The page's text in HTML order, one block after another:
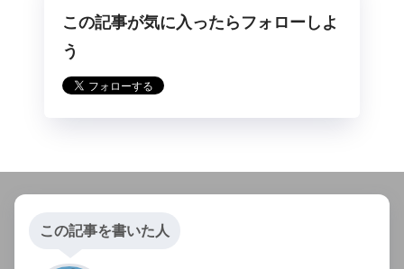
らフォロー
この記事が気に入ったらフォローしよ
う
この記事を書いた人